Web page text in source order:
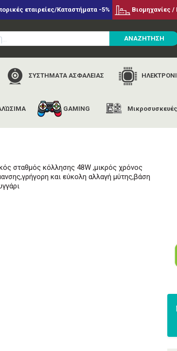
εταιρείες/Καταστήματα -5% Βιομηχανίες /
ΑΝΑΖΗΤΗΣΗ
ΣΥΣΤΗΜΑΤΑ ΑΣΦΑΛΕΙΑΣ
GAMING
εταιρίες fixpoint goobay 51091
σταθμός κόλλησης 48W ,μικρός χρόνος
και εύκολη αλλαγή μύτης,βάση